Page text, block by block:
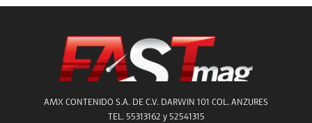
AMX CONTENIDO S.A. DE C.V. DARWIN 101 COL. ANZURES
TEL. 55313162 y 52541315